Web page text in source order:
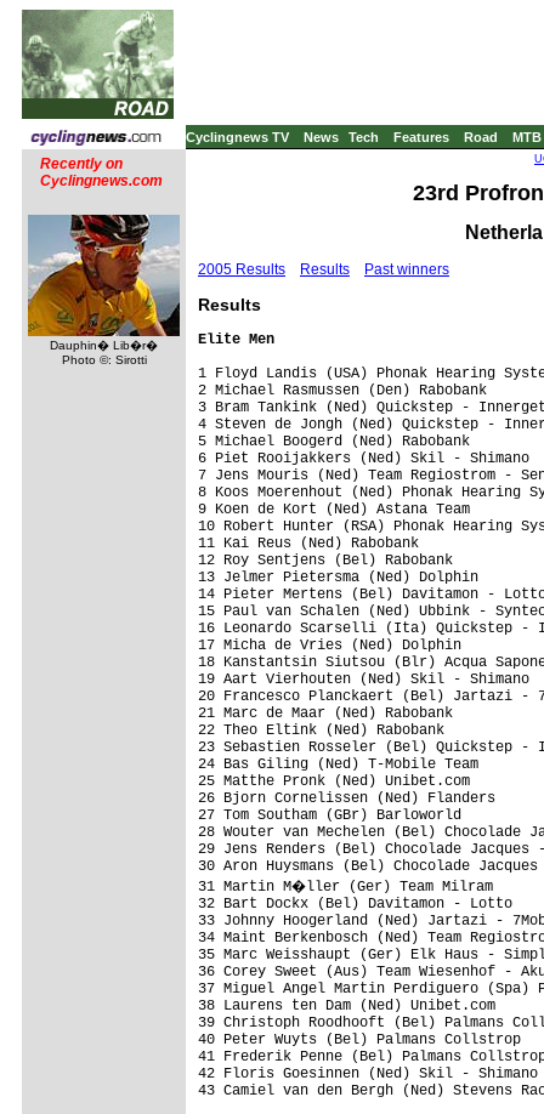
Cyclingnews TV News Tech Features Road MTB
Recently on
Cyclingnews.com
Dauphin� Lib�r�
Photo ©: Sirotti
23rd
2005 Results Results Past winners
Results
Elite Men
1 Floyd Landis (USA) Phonak Hearing
2 Michael Rasmussen (Den) Rabobank
3 Bram Tankink (Ned) Quickstep -
4 Steven de Jongh (Ned) Quickstep -
5 Michael Boogerd (Ned) Rabobank
6 Piet Rooijakkers (Ned) Skil - Shimano
7 Jens Mouris (Ned) Team Regiostrom -
8 Koos Moerenhout (Ned) Phonak Hearing
9 Koen de Kort (Ned) Astana Team
10 Robert Hunter (RSA) Phonak Hearing
11 Kai Reus (Ned) Rabobank
12 Roy Sentjens (Bel) Rabobank
13 Jelmer Pietersma (Ned) Dolphin
14 Pieter Mertens (Bel) Davitamon -
15 Paul van Schalen (Ned) Ubbink -
16 Leonardo Scarselli (Ita) Quickstep -
17 Micha de Vries (Ned) Dolphin
18 Kanstantsin Siutsou (Blr) Acqua
19 Aart Vierhouten (Ned) Skil - Shimano
20 Francesco Planckaert (Bel) Jartazi -
21 Marc de Maar (Ned) Rabobank
22 Theo Eltink (Ned) Rabobank
23 Sebastien Rosseler (Bel) Quickstep
24 Bas Giling (Ned) T-Mobile Team
25 Matthe Pronk (Ned) Unibet.com
26 Bjorn Cornelissen (Ned) Flanders
27 Tom Southam (GBr) Barloworld
28 Wouter van Mechelen (Bel) Chocolade
29 Jens Renders (Bel) Chocolade
30 Aron Huysmans (Bel) Chocolade
31 Martin M�ller (Ger) Team Milram
32 Bart Dockx (Bel) Davitamon - Lotto
33 Johnny Hoogerland (Ned) Jartazi -
34 Maint Berkenbosch (Ned) Team
35 Marc Weisshaupt (Ger) Elk Haus -
36 Corey Sweet (Aus) Team Wiesenhof -
37 Miguel Angel Martin Perdiguero (Spa)
38 Laurens ten Dam (Ned) Unibet.com
39 Christoph Roodhooft (Bel) Palmans
40 Peter Wuyts (Bel) Palmans Collstrop
41 Frederik Penne (Bel) Palmans
42 Floris Goesinnen (Ned) Skil -
43 Camiel van den Bergh (Ned) Stevens